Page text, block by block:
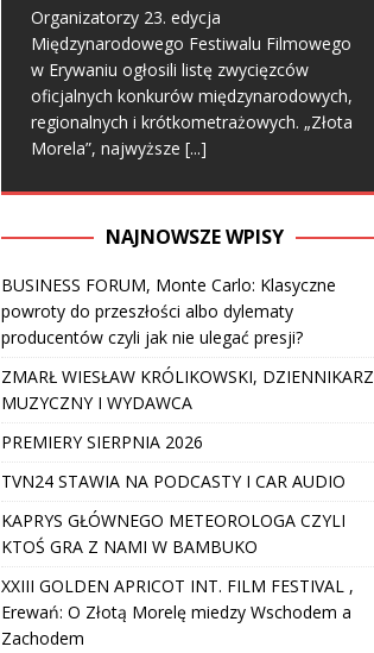
Organizatorzy 23. edycja
Międzynarodowego Festiwalu Filmowego
w Erywaniu ogłosili listę zwycięzców
oficjalnych konkurów międzynarodowych,
regionalnych i krótkometrażowych. „Złota
Morela”, najwyższe [...]
NAJNOWSZE WPISY
BUSINESS FORUM, Monte Carlo: Klasyczne
powroty do przeszłości albo dylematy
producentów czyli jak nie ulegać presji?
ZMARŁ WIESŁAW KRÓLIKOWSKI, DZIENNIKARZ
MUZYCZNY I WYDAWCA
PREMIERY SIERPNIA 2026
TVN24 STAWIA NA PODCASTY I CAR AUDIO
KAPRYS GŁÓWNEGO METEOROLOGA CZYLI
KTOŚ GRA Z NAMI W BAMBUKO
XXIII GOLDEN APRICOT INT. FILM FESTIVAL ,
Erewań: O Złotą Morelę miedzy Wschodem a
Zachodem